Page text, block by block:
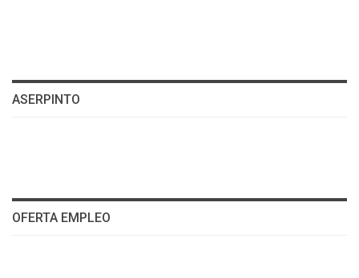
ASERPINTO
OFERTA EMPLEO